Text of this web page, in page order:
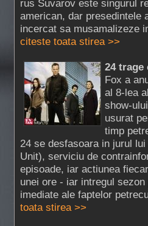
rus Suvarov este singurul
american, dar presedintele
incercat sa musamalizeze
citeste toata stirea >>
24 trage
Fox a
al 8-lea
show-
usurat
timp
24 se desfasoara in jurul
Unit), serviciu de
episoade, iar actiunea
unei ore - iar intregul
imediate ale faptelor
toata stirea >>